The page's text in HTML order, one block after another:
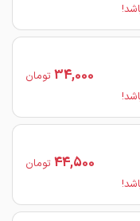
34,000 تومان
44,500 تومان